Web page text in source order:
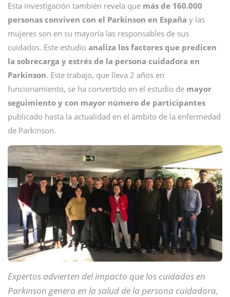
Esta investigación también revela que más de 160.000
personas conviven con el Parkinson en España y las
mujeres son en su mayoría las responsables de sus
cuidados. Este estudio analiza los factores que predicen
la sobrecarga y estrés de la persona cuidadora en
Parkinson. Este trabajo, que lleva 2 años en
funcionamiento, se ha convertido en el estudio de mayor
seguimiento y con mayor número de participantes
publicado hasta la actualidad en el ámbito de la enfermedad
de Parkinson.
Expertos advierten del impacto que los cuidados en
Parkinson genera en la salud de la persona cuidadora,